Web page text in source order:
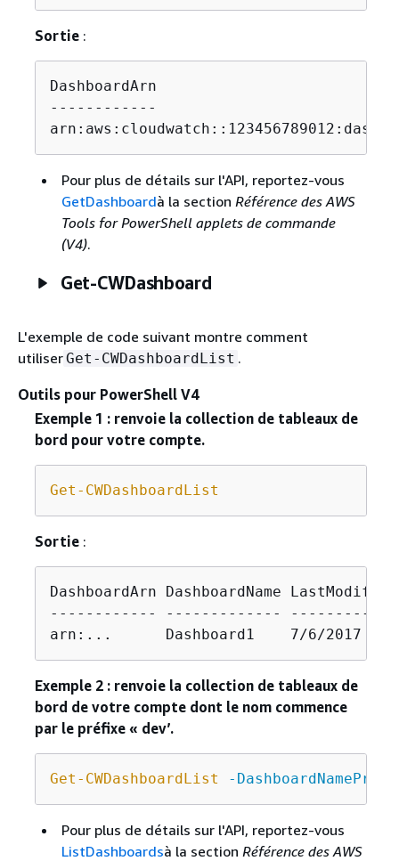
Sortie:
DashboardArn
------------
Pour plus de détails sur l'API, reportez-vous
GetDashboardà la section Référence des AWS
Tools for PowerShell applets de commande
(V4).
Get-CWDashboard
L'exemple de code suivant montre comment
utiliserGet-CWDashboardList .
Outils pour PowerShell V4
Exemple 1 : renvoie la collection de tableaux de
bord pour votre compte.
Get-CWDashboardList
Sortie:
DashboardArn DashboardName
------------ -------------
arn:...      Dashboard1    7/6/2017
Exemple 2 : renvoie la collection de tableaux de
bord de votre compte dont le nom commence
par le préfixe « dev’.
Get-CWDashboardList -
Pour plus de détails sur l'API, reportez-vous
ListDashboardsà la section Référence des AWS